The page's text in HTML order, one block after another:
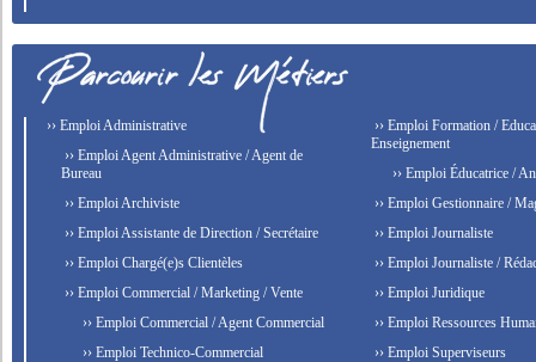
›› Emploi Administrative
›› Emploi Agent Administrative / Agent de
Bureau
›› Emploi Archiviste
›› Emploi Assistante de Direction / Secrétaire
›› Emploi Chargé(e)s Clientèles
›› Emploi Commercial / Marketing / Vente
›› Emploi Commercial / Agent Commercial
›› Emploi Technico-Commercial
›› Emploi Formation /
Enseignement
›› Emploi Éducatrice /
›› Emploi Gestionnaire /
›› Emploi Journaliste
›› Emploi Journaliste /
›› Emploi Juridique
›› Emploi Ressources
›› Emploi Superviseurs